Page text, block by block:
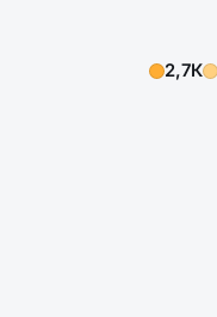
2,7К